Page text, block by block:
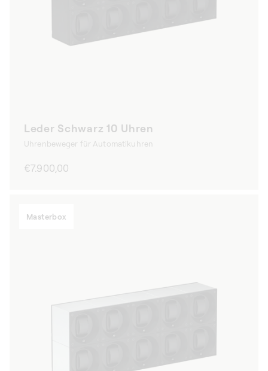
Leder Schwarz 10 Uhren
Uhrenbeweger für Automatikuhren
Normaler
€7.900,00
Masterbox